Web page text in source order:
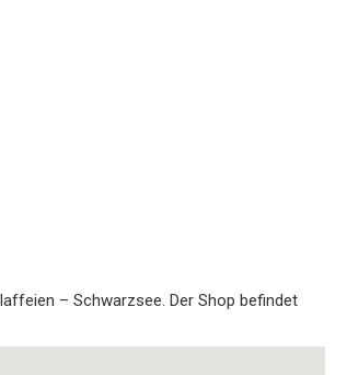
– Schwarzsee. Der Shop befindet